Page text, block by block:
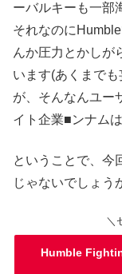
ーバルキーも一部
それなのに
んか圧力とかしが
います(あくまで
が、そんなんユー
イト企業■ンナム
ということで、今
じゃないでしょう
＼
Humble